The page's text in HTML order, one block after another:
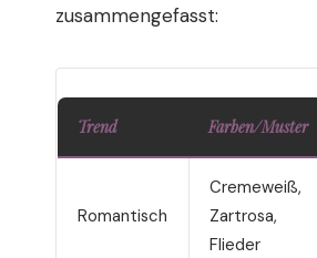
zusammengefasst:
Trend Farben/Muster
Romantisch
Cremeweiß,
Zartrosa,
Flieder